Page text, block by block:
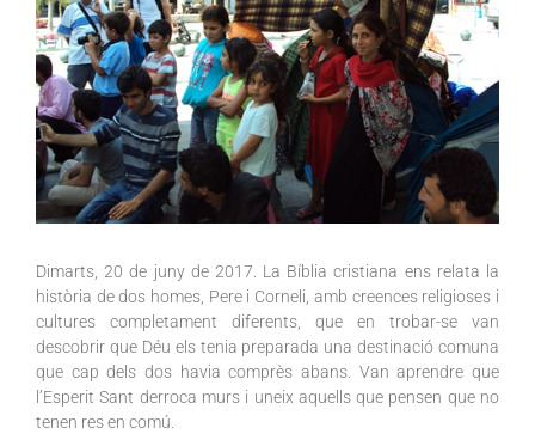
Dimarts, 20 de juny de 2017. La Bíblia cristiana ens relata la
història de dos homes, Pere i Corneli, amb creences religioses i
cultures completament diferents, que en trobar-se van
descobrir que Déu els tenia preparada una destinació comuna
que cap dels dos havia comprès abans. Van aprendre que
l’Esperit Sant derroca murs i uneix aquells que pensen que no
tenen res en comú.